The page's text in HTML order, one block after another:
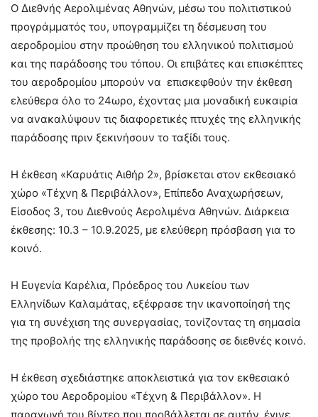
Ο Διεθνής Αερολιμένας Αθηνών, μέσω του πολιτιστικού
προγράμματός του, υπογραμμίζει τη δέσμευση του
αεροδρομίου στην προώθηση του ελληνικού πολιτισμού
και της παράδοσης του τόπου. Οι επιβάτες και επισκέπτες
του αεροδρομίου μπορούν να επισκεφθούν την έκθεση
ελεύθερα όλο το 24ωρο, έχοντας μια μοναδική ευκαιρία
να ανακαλύψουν τις διαφορετικές πτυχές της ελληνικής
παράδοσης πριν ξεκινήσουν το ταξίδι τους.
Η έκθεση «Καρυάτις Αιθήρ 2», βρίσκεται στον εκθεσιακό
χώρο «Τέχνη & Περιβάλλον», Επίπεδο Αναχωρήσεων,
Είσοδος 3, του Διεθνούς Αερολιμένα Αθηνών. Διάρκεια
έκθεσης: 10.3 – 10.9.2025, με ελεύθερη πρόσβαση για το
κοινό.
Η Ευγενία Καρέλια, Πρόεδρος του Λυκείου των
Ελληνίδων Καλαμάτας, εξέφρασε την ικανοποίησή της
για τη συνέχιση της συνεργασίας, τονίζοντας τη σημασία
της προβολής της ελληνικής παράδοσης σε διεθνές κοινό.
Η έκθεση σχεδιάστηκε αποκλειστικά για τον εκθεσιακό
χώρο του Αεροδρομίου «Τέχνη & Περιβάλλον». Η